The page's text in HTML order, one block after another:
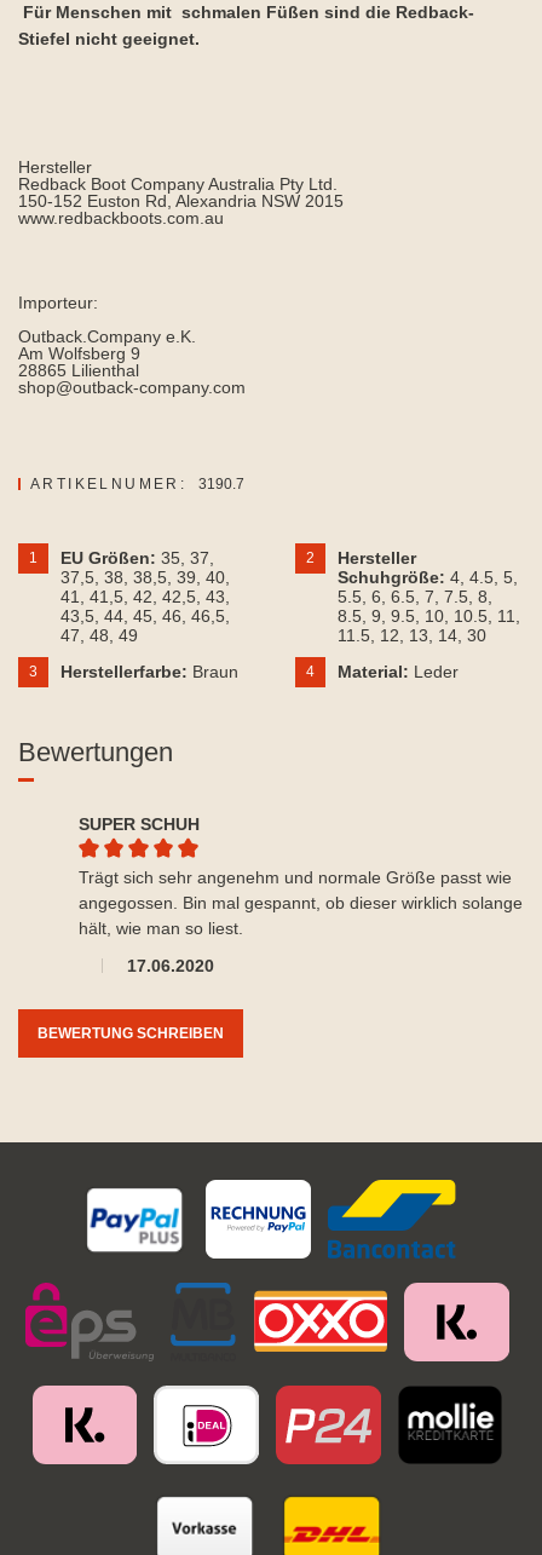
Für Menschen mit schmalen Füßen sind die Redback-
Stiefel nicht geeignet.
Hersteller
Redback Boot Company Australia Pty Ltd.
150-152 Euston Rd, Alexandria NSW 2015
www.redbackboots.com.au
Importeur:
Outback.Company e.K.
Am Wolfsberg 9
28865 Lilienthal
shop@outback-company.com
ARTIKELNUMER: 3190.7
1 EU Größen: 35 , 37
37,5 , 38 , 38,5 , 39 , 40
41
, 41,5 , 42 , 42,5 , 43
43,5 , 44 , 45 , 46 , 46,5
47 , 48 , 49
2
Hersteller
Schuhgröße: 4 , 4.5 , 5
5.5 , 6 , 6.5 , 7 , 7.5 , 8
8.5 , 9 , 9.5 , 10 , 10.5 , 11
11.5 , 12 , 13 , 14 , 30
3 Herstellerfarbe: Braun 4 Material: Leder
Bewertungen
SUPER SCHUH
Durchschnittliche Bewertung von 5 von 5 Sternen
17.06.2020
Trägt sich sehr angenehm und normale Größe passt wie
angegossen. Bin mal gespannt, ob dieser wirklich solange
hält, wie man so liest.
BEWERTUNG SCHREIBEN